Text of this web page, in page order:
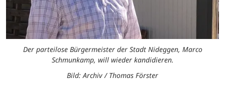
Der parteilose Bürgermeister der Stadt Nideggen, Marco
Schmunkamp, will wieder kandidieren.
Bild: Archiv / Thomas Förster